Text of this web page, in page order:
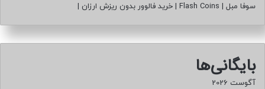
سوفا مبل |
Flash Coins
| خرید فالوور بدون ریزش ارزان |
بایگانی‌ها
آگوست 2026